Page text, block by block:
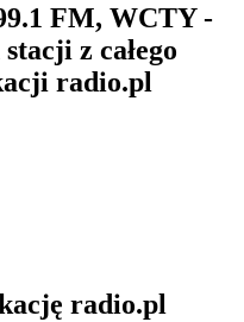
FM, WCTY -
z całego
radio.pl
radio.pl